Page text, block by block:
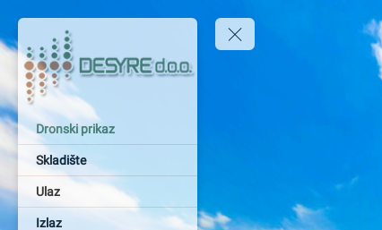
Dronski prikaz
Skladište
Ulaz
Izlaz